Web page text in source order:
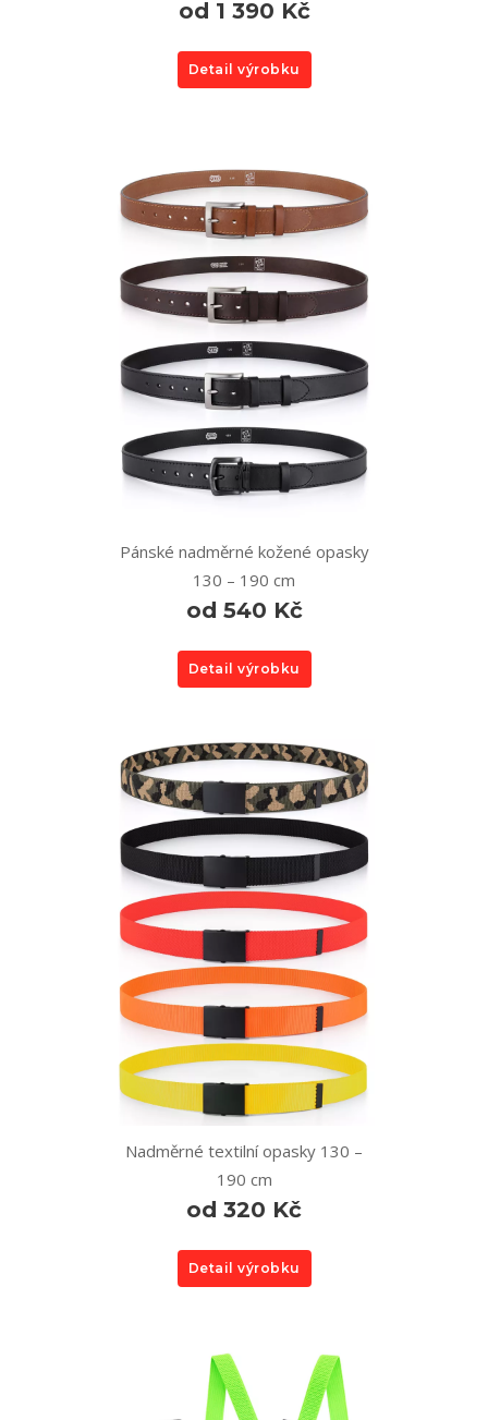
od 1 390 Kč
Detail výrobku
Pánské nadměrné kožené opasky
130 – 190 cm
od 540 Kč
Detail výrobku
Nadměrné textilní opasky 130 –
190 cm
od 320 Kč
Detail výrobku